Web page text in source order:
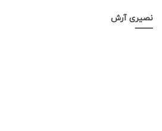
نصیری آرش